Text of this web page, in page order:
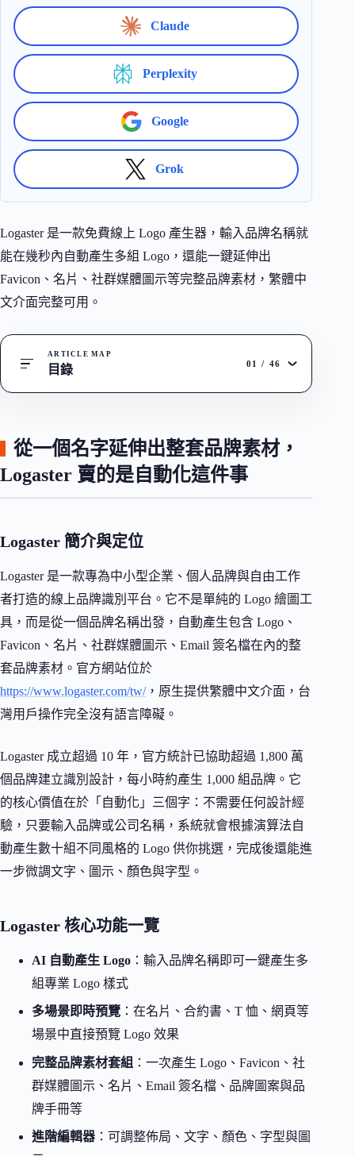
Claude
Perplexity
Google
Grok
Logaster 是一款免費線上 Logo 產生器，輸入品牌名稱就
能在幾秒內自動產生多組 Logo，還能一鍵延伸出
Favicon、名片、社群媒體圖示等完整品牌素材，繁體中
文介面完整可用。
ARTICLE MAP
目錄 01 / 46
從一個名字延伸出整套品牌素材，
Logaster 賣的是自動化這件事
Logaster 簡介與定位
Logaster 是一款專為中小型企業、個人品牌與自由工作
者打造的線上品牌識別平台。它不是單純的 Logo 繪圖工
具，而是從一個品牌名稱出發，自動產生包含 Logo、
Favicon、名片、社群媒體圖示、Email 簽名檔在內的整
套品牌素材。官方網站位於
https://www.logaster.com/tw/，原生提供繁體中文介面，台
灣用戶操作完全沒有語言障礙。
Logaster 成立超過 10 年，官方統計已協助超過 1,800 萬
個品牌建立識別設計，每小時約產生 1,000 組品牌。它
的核心價值在於「自動化」三個字：不需要任何設計經
驗，只要輸入品牌或公司名稱，系統就會根據演算法自
動產生數十組不同風格的 Logo 供你挑選，完成後還能進
一步微調文字、圖示、顏色與字型。
Logaster 核心功能一覽
AI 自動產生 Logo ：輸入品牌名稱即可一鍵產生多
組專業 Logo 樣式
多場景即時預覽 ：在名片、合約書、T 恤、網頁等
場景中直接預覽 Logo 效果
完整品牌素材套組 ：一次產生 Logo、Favicon、社
群媒體圖示、名片、Email 簽名檔、品牌圖案與品
牌手冊等
進階編輯器 ：可調整佈局、文字、顏色、字型與圖